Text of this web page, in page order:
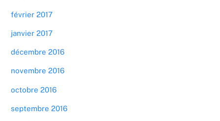
février 2017
janvier 2017
décembre 2016
novembre 2016
octobre 2016
septembre 2016